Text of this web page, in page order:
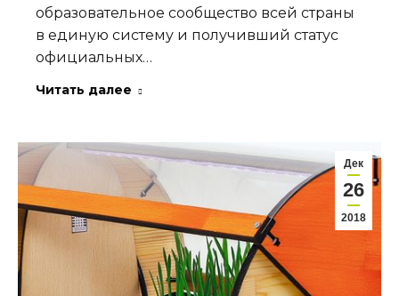
образовательное сообщество всей страны
в единую систему и получивший статус
официальных…
Читать далее
Дек
26
2018